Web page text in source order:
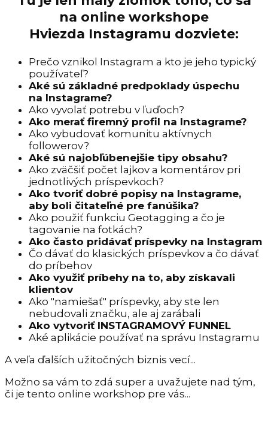
na online workshope
Hviezda Instagramu dozviete:
Prečo vznikol Instagram a kto je jeho typický
používateľ?
Aké sú základné predpoklady úspechu
na Instagrame?
Ako vyvolať potrebu v ľuďoch?
Ako merať firemný profil na Instagrame?
Ako vybudovať komunitu aktívnych
followerov?
Aké sú najobľúbenejšie tipy obsahu?
Ako zväčšiť počet lajkov a komentárov pri
jednotlivých príspevkoch?
Ako tvoriť dobré popisy na Instagrame,
aby boli čitateľné pre fanúšika?
Ako použiť funkciu Geotagging a čo je
tagovanie na fotkách?
Ako často pridávať príspevky na Instagram
Čo dávať do klasických príspevkov a čo dávať
do príbehov
Ako využiť príbehy na to, aby získavali
klientov
Ako "namiešať" príspevky, aby ste len
nebudovali značku, ale aj zarábali
Ako vytvoriť INSTAGRAMOVÝ FUNNEL
Aké aplikácie používať na správu Instagramu
A veľa ďalších užitočných biznis vecí...
Možno sa vám to zdá super a uvažujete nad tým,
či je tento online workshop pre vás...